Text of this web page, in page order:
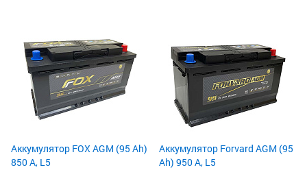
Аккумулятор FOX AGM (95 Ah)
850 А, L5
Аккумулятор Forvard AGM (95
Ah) 950 А, L5